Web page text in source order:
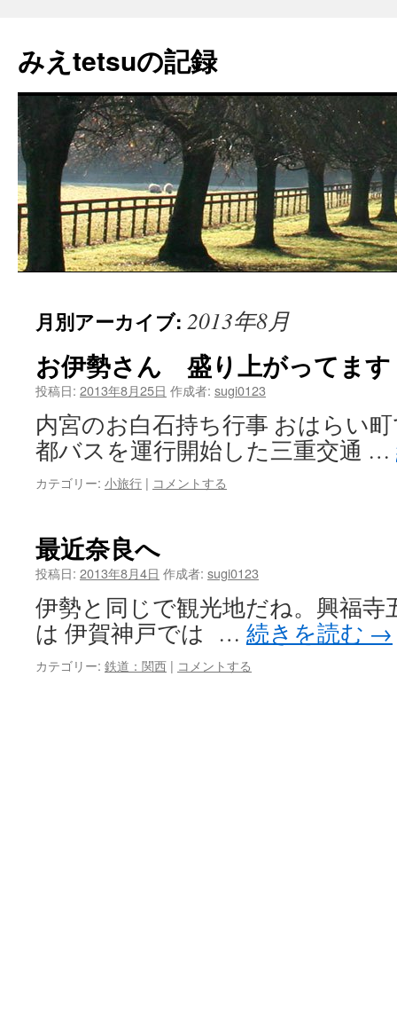
テ
ン
ス
キ
ッ
プ
みえtetsuの記録
月別アーカイブ: 2013年8月
お伊勢さん 盛り上がってます
投稿日: 2013年8月25日 作成者: sugi0123
内宮のお白石持ち行事 おはらい
都バスを運行開始した三重交通 …
カテゴリー: 小旅行 | コメントする
最近奈良へ
投稿日: 2013年8月4日 作成者: sugi0123
伊勢と同じで観光地だね。興福寺
は 伊賀神戸では … 続きを読む →
カテゴリー: 鉄道：関西 | コメントする